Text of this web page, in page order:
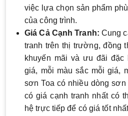
việc lựa chọn sản phẩm
của công trình.
Giá Cả Cạnh Tranh: Cung
tranh trên thị trường, đồng
khuyến mãi và ưu đãi
giá, mỗi màu sắc mỗi giá,
sơn Toa có nhiều dòng
có giá cạnh tranh nhất có
hệ trực tiếp để có giá tốt